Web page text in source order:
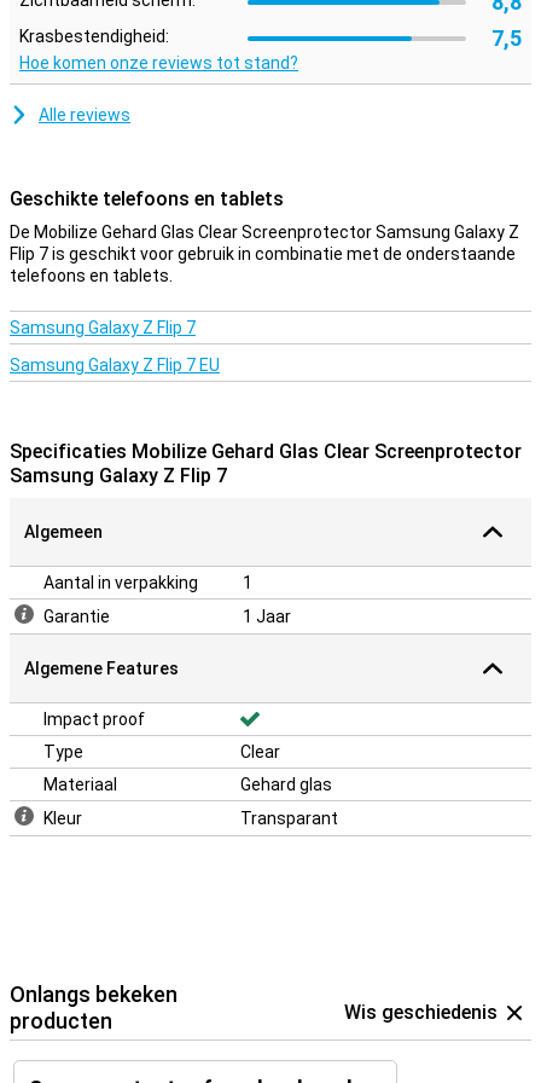
Krasbestendigheid: 7,5
Hoe komen onze reviews tot stand?
Alle reviews
Geschikte telefoons en tablets
De Mobilize Gehard Glas Clear Screenprotector Samsung Galaxy Z
Flip 7 is geschikt voor gebruik in combinatie met de onderstaande
telefoons en tablets.
Samsung Galaxy Z Flip 7
Samsung Galaxy Z Flip 7 EU
Specificaties Mobilize Gehard Glas Clear Screenprotector
Samsung Galaxy Z Flip 7
Algemeen
Aantal in verpakking
1
Garantie
1 Jaar
Algemene Features
Impact proof
Type
Clear
Materiaal
Gehard glas
Kleur
Transparant
Onlangs bekeken
producten
Wis geschiedenis